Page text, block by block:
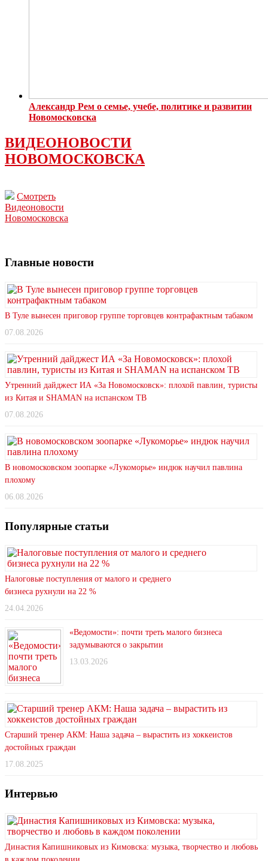
Александр Рем о семье, учебе, политике и развитии
Новомосковска
ВИДЕОНОВОСТИ
НОВОМОСКОВСКА
Смотреть
Видеоновости
Новомосковска
Главные новости
В Туле вынесен приговор группе торговцев контрафактным табаком
07.08.2026
Утренний дайджест ИА «За Новомосковск»: плохой павлин, туристы
из Китая и SHAMAN на испанском ТВ
07.08.2026
В новомосковском зоопарке «Лукоморье» индюк научил павлина
плохому
06.08.2026
Популярные статьи
Налоговые поступления от малого и среднего
бизнеса рухнули на 22 %
24.04.2026
«Ведомости»: почти треть малого бизнеса
задумываются о закрытии
13.03.2026
Старший тренер АКМ: Наша задача – вырастить из хоккеистов
достойных граждан
17.08.2025
Интервью
Династия Капишниковых из Кимовска: музыка, творчество и любовь